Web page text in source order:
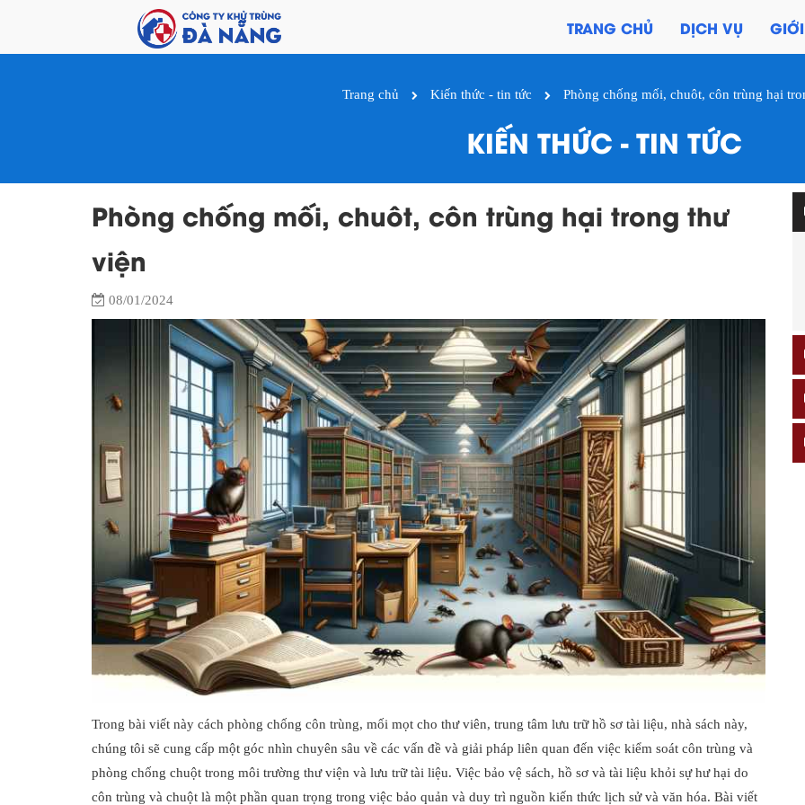
TRANG CHỦ DỊCH VỤ GIỚI
Trang chủ Kiến thức - tin tức Phòng chống mối, chuôt, côn trùng hại
KIẾN THỨC - TIN TỨC
Phòng chống mối, chuôt, côn trùng hại trong thư
viện
08/01/2024
Trong bài viết này cách phòng chống côn trùng, mối mọt cho thư viên, trung tâm lưu trữ hồ sơ tài liệu, nhà sách này,
chúng tôi sẽ cung cấp một góc nhìn chuyên sâu về các vấn đề và giải pháp liên quan đến việc kiểm soát côn trùng và
phòng chống chuột trong môi trường thư viện và lưu trữ tài liệu. Việc bảo vệ sách, hồ sơ và tài liệu khỏi sự hư hại do
côn trùng và chuột là một phần quan trọng trong việc bảo quản và duy trì nguồn kiến thức lịch sử và văn hóa. Bài viết